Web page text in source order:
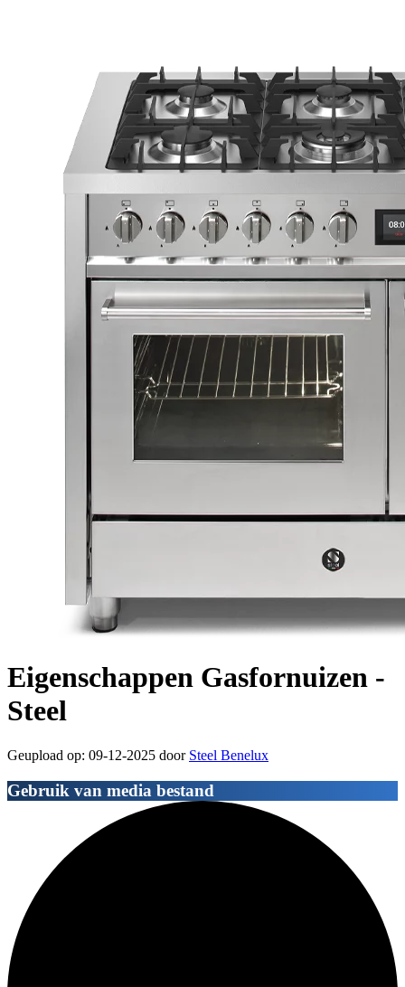
Eigenschappen Gasfornuizen -
Steel
Geupload op: 09-12-2025 door Steel Benelux
Gebruik van media bestand